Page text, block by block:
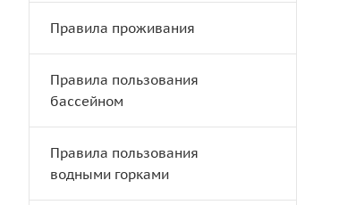
Правила проживания
Правила пользования
бассейном
Правила пользования
водными горками